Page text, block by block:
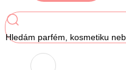
Hledám parfém, kosmetiku